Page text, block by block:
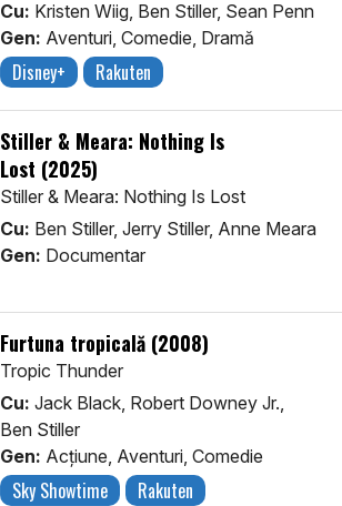
Cu: Kristen Wiig, Ben Stiller, Sean Penn
Gen: Aventuri, Comedie, Dramă
Disney+ Rakuten
Stiller & Meara: Nothing Is
Lost (2025)
Stiller & Meara: Nothing Is Lost
Cu: Ben Stiller, Jerry Stiller, Anne Meara
Gen: Documentar
Furtuna tropicală (2008)
Tropic Thunder
Cu: Jack Black, Robert Downey Jr.,
Ben Stiller
Gen: Acţiune, Aventuri, Comedie
Sky Showtime Rakuten